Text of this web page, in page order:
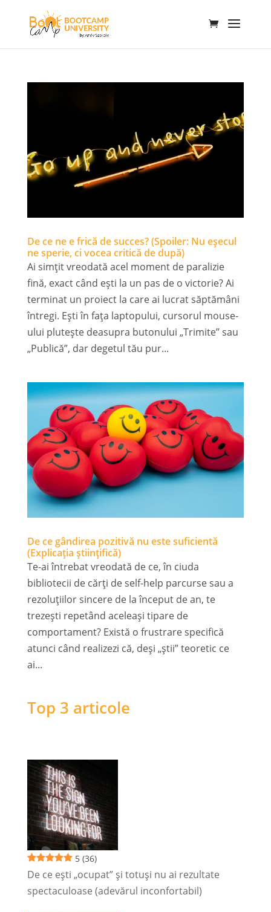
De ce ne e frică de succes? (Spoiler: Nu eșecul
ne sperie, ci vocea critică de după)
Ai simțit vreodată acel moment de paralizie
fină, exact când ești la un pas de o victorie? Ai
terminat un proiect la care ai lucrat săptămâni
întregi. Ești în fața laptopului, cursorul mouse-
ului plutește deasupra butonului „Trimite” sau
„Publică”, dar degetul tău pur...
De ce gândirea pozitivă nu este suficientă
(Explicația științifică)
Te-ai întrebat vreodată de ce, în ciuda
bibliotecii de cărți de self-help parcurse sau a
rezoluțiilor sincere de la început de an, te
trezești repetând aceleași tipare de
comportament? Există o frustrare specifică
atunci când realizezi că, deși „știi” teoretic ce
ai...
Top 3 articole
5 (36)
De ce ești „ocupat” și totuși nu ai rezultate
spectaculoase (adevărul inconfortabil)